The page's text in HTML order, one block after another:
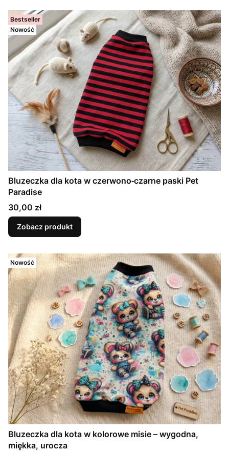
Bestseller
Nowość
Bluzeczka dla kota w czerwono‑czarne paski Pet
Paradise
Cena
30,00 zł
Zobacz produkt
Nowość
Bluzeczka dla kota w kolorowe misie – wygodna,
miękka, urocza